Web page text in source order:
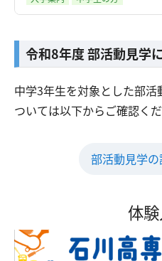
国際交流
研究・産学連携
中学生の方
令和8年度 部活動見学
中学3年生を対象とした部
ついては以下からご確認くだ
部活動見学
体